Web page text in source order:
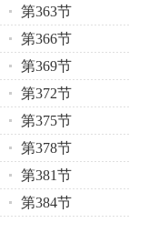
第363节
第366节
第369节
第372节
第375节
第378节
第381节
第384节